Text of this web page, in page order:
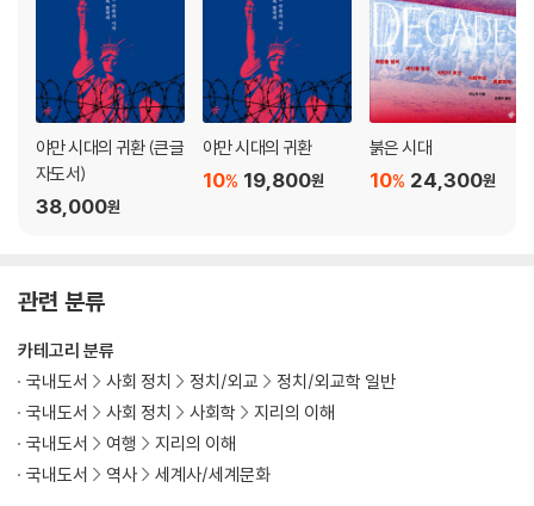
‘주변부 콤플렉스’로 하나 되다
한·러, ‘피해자 민족주의’를 공유하다
‘헤게모니적 민족주의’라는 공통분모
역사 교육은 어떻게 ‘제국’을 정당화하는가
한국적 정치 다원주의와 러시아적 정치 일원주의
중·러에 비판적인 좌파가 필요하다
푸틴의 협박은 한·러 관계에 어떤 영향을 미칠까
한국은 러시아를 어떻게 인식해왔는가: 환상과 환멸의 역사
우크라이나는 세계 재분할의 첫 단추가 될 것인가
우크라이나 침공과 미국 대외 정책의 상관관계
전쟁은 어떻게 현대 세계를 만들었나: 자본주의·의회주의·복지사회와 전
쟁의 관계
야만 시대의 귀환 (큰글
자도서)
38,000원
야만 시대의 귀환
19,800원
10%
붉은 시대
24,300원
10%
관련 분류
카테고리 분류
국내도서
사회 정치 정치/외교
정치/외교학 일반
국내도서
사회 정치 사회학
지리의 이해
국내도서
여행
지리의 이해
국내도서
역사 세계사/세계문화